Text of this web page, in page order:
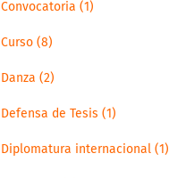
Convocatoria (1)
Curso (8)
Danza (2)
Defensa de Tesis (1)
Diplomatura internacional (1)